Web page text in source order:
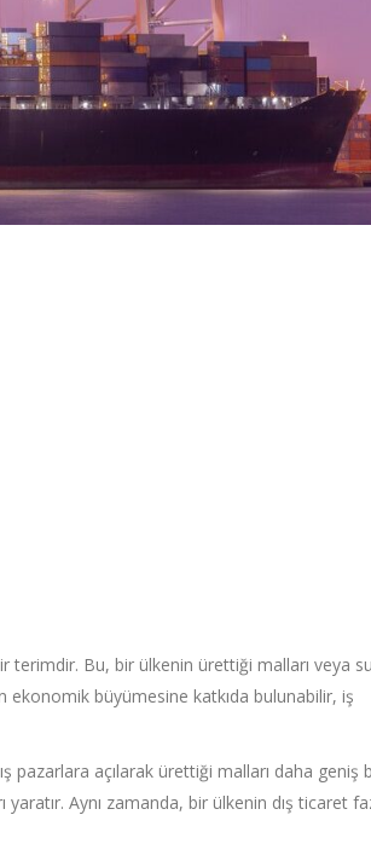
terimdir. Bu, bir ülkenin ürettiği malları veya
ekonomik büyümesine katkıda bulunabilir, iş
pazarlara açılarak ürettiği malları daha geniş
Aynı zamanda, bir ülkenin dış ticaret